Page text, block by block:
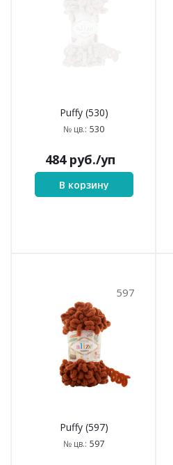
Puffy (530)
№ цв.: 530
484руб./уп
В корзину
597
Puffy (597)
№ цв.: 597